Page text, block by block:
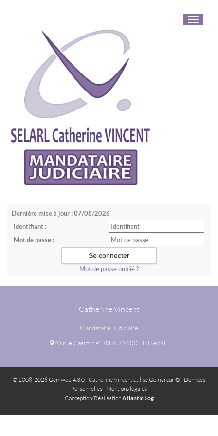
Toggle
Dernière mise à jour : 07/08/2026
Identifiant :
Mot de passe :
Mot de passe oublié ?
Catherine Vincent
Mandataire Judiciaire
20 rue Casimir PERIER 76600 LE HAVRE
© 2008-2026 Gemweb 4.3.0- Catherine Vincent utiliseGemarcur © - Données
Personnelles- Mentions légales
Conception/RéalisationAtlantic Log